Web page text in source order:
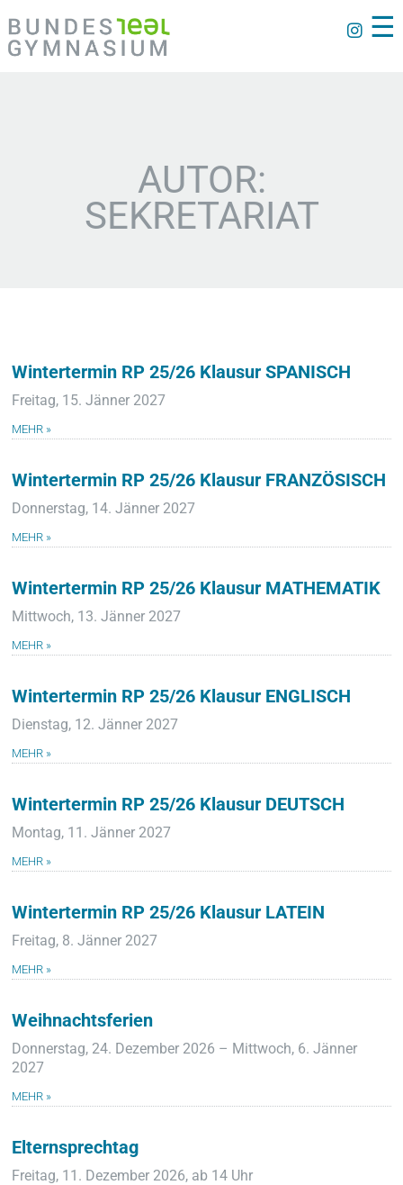
☰
AUTOR:
SEKRETARIAT
Wintertermin RP 25/26 Klausur SPANISCH
Freitag, 15. Jänner 2027
MEHR »
Wintertermin RP 25/26 Klausur FRANZÖSISCH
Donnerstag, 14. Jänner 2027
MEHR »
Wintertermin RP 25/26 Klausur MATHEMATIK
Mittwoch, 13. Jänner 2027
MEHR »
Wintertermin RP 25/26 Klausur ENGLISCH
Dienstag, 12. Jänner 2027
MEHR »
Wintertermin RP 25/26 Klausur DEUTSCH
Montag, 11. Jänner 2027
MEHR »
Wintertermin RP 25/26 Klausur LATEIN
Freitag, 8. Jänner 2027
MEHR »
Weihnachtsferien
Donnerstag, 24. Dezember 2026 – Mittwoch, 6. Jänner
2027
MEHR »
Elternsprechtag
Freitag, 11. Dezember 2026, ab 14 Uhr